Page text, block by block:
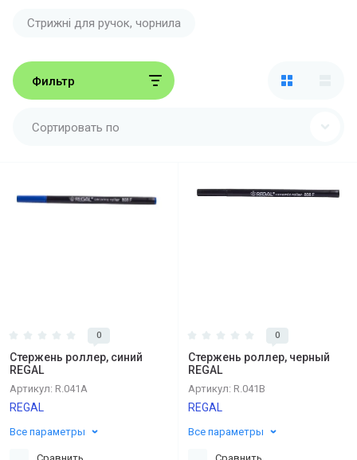
Стрижні для ручок, чорнила
Фильтр
Сортировать по
0
Стержень роллер, синий
REGAL
Артикул: R.041A
REGAL
Все параметры
0
Стержень роллер, черный
REGAL
Артикул: R.041B
REGAL
Все параметры